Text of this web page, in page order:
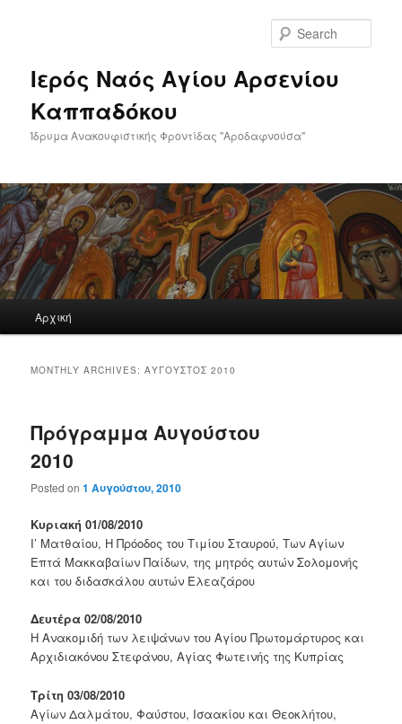
Ιερός Ναός Αγίου Αρσενίου
Καππαδόκου
Ίδρυμα Ανακουφιστικής Φροντίδας "Αροδαφνούσα"
Αρχική
MONTHLY ARCHIVES:ΑΎΓΟΥΣΤΟΣ 2010
Πρόγραμμα Αυγούστου
2010
Posted on1 Αυγούστου, 2010
Κυριακή 01/08/2010
Ι’ Ματθαίου, Η Πρόοδος του Τιμίου Σταυρού, Των Αγίων
Επτά Μακκαβαίων Παίδων, της μητρός αυτών Σολομονής
και του διδασκάλου αυτών Ελεαζάρου
Δευτέρα 02/08/2010
Η Ανακομιδή των λειψάνων του Αγίου Πρωτομάρτυρος και
Αρχιδιακόνου Στεφάνου, Αγίας Φωτεινής της Κυπρίας
Τρίτη 03/08/2010
Αγίων Δαλμάτου, Φαύστου, Ισαακίου και Θεοκλήτου,